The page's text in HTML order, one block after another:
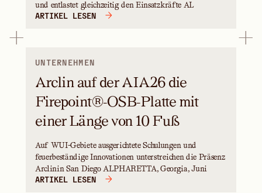
und entlastet gleichzeitig den Einsatzkräfte AL
ARTIKEL LESEN
UNTERNEHMEN
Arclin auf der AIA26 die
Firepoint®-OSB-Platte mit
einer Länge von 10 Fuß
Auf WUI-Gebiete ausgerichtete Schulungen und
feuerbeständige Innovationen unterstreichen die Präsenz
Arclinin San Diego ALPHARETTA, Georgia, Juni
ARTIKEL LESEN